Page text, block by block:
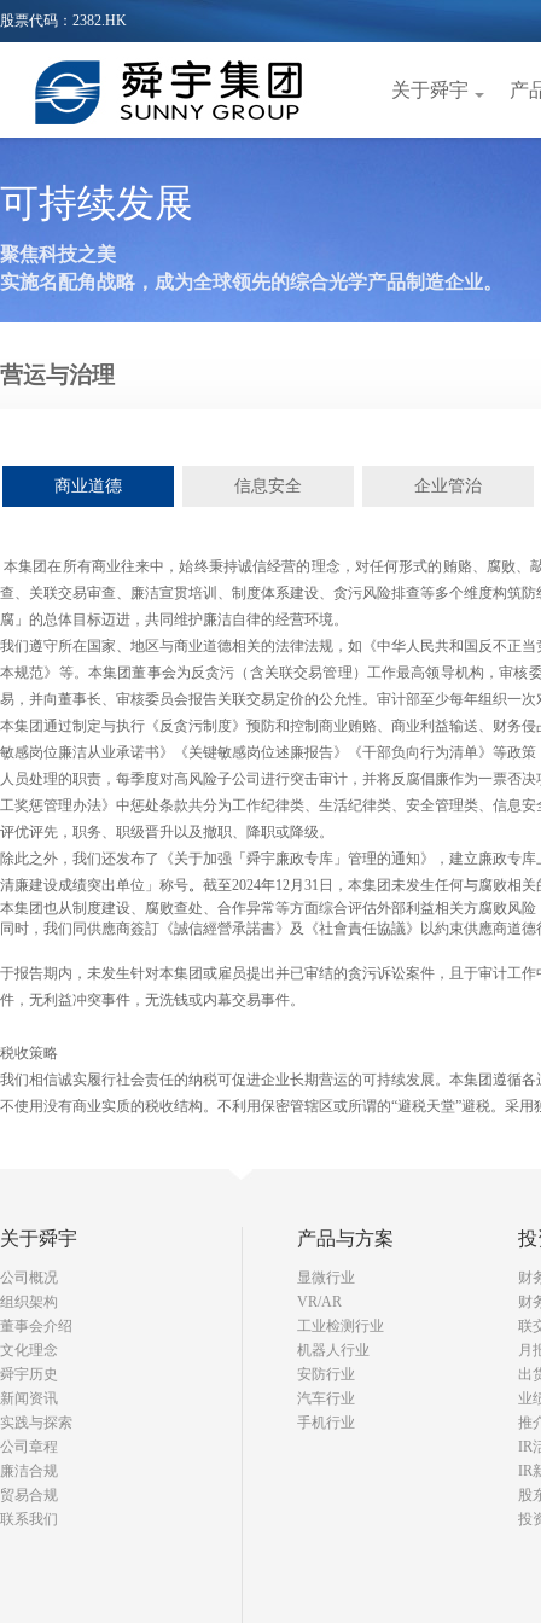
股票代码：2382.HK
关于舜宇 产
可持续发展
聚焦科技之美
实施名配角战略，成为全球领先的综合光学产品制造企业。
营运与治理
商业道德 信息安全 企业管治
本集团在所有商业往来中，始终秉持诚信经营的理念，对任何形式的贿赂、腐败
查、关联交易审查、廉洁宣贯培训、制度体系建设、贪污风险排查等多个维度构筑
腐」的总体目标迈进，共同维护廉洁自律的经营环境。
我们遵守所在国家、地区与商业道德相关的法律法规，如《中华人民共和国反不正
本规范》等。 本集团董事会为反贪污（含关联交易管理）工作最高领导机构，审
易，并向董事长、审核委员会报告关联交易定价的公允性。审计部至少每年组织一
本集团通过制定与执行《反贪污制度》预防和控制商业贿赂、商业利益输送、财务
敏感岗位廉洁从业承诺书》《关键敏感岗位述廉报告》《干部负向行为清单》等政
人员处理的职责， 每季度对高风险子公司进行突击审计， 并将反腐倡廉作为一票否
工奖惩管理办法》中惩处条款共分为工作纪律类、生活纪律类、安全管理类、信息
评优评先，职务、职级晋升以及撤职、降职或降级。
除此之外，我们还发布了《关于加强「舜宇廉政专库」管理的通知》，建立廉政专
清廉建设成绩突出单位」称号。 截至2024年12月31日，本集团未发生任何与腐败相
本集团也从制度建设、腐败查处、合作异常等方面综合评估外部利益相关方腐败风
同时，我们同供應商簽訂《誠信經營承諾書》及《社會責任協議》以約束供應商道德
于报告期内，未发生针对本集团或雇员提出并已审结的贪污诉讼案件，且于审计工
件，无利益冲突事件，无洗钱或内幕交易事件。
税收策略
我们相信诚实履行社会责任的纳税可促进企业长期营运的可持续发展。本集团遵循
不使用没有商业实质的税收结构。不利用保密管辖区或所谓的“避税天堂”避税。采
关于舜宇
公司概况
组织架构
董事会介绍
文化理念
舜宇历史
新闻资讯
实践与探索
公司章程
廉洁合规
贸易合规
联系我们
产品与方案
显微行业
VR/AR
工业检测行业
机器人行业
安防行业
汽车行业
手机行业
投
财
财
联
月
出
业
推
IR
IR
股
投